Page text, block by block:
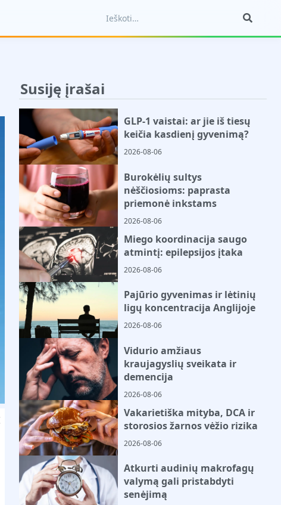
Susiję įrašai
GLP-1 vaistai: ar jie iš tiesų
keičia kasdienį gyvenimą?
2026-08-06
Burokėlių sultys
nėščiosioms: paprasta
priemonė inkstams
2026-08-06
Miego koordinacija saugo
atmintį: epilepsijos įtaka
2026-08-06
Pajūrio gyvenimas ir lėtinių
ligų koncentracija Anglijoje
2026-08-06
Vidurio amžiaus
kraujagyslių sveikata ir
demencija
2026-08-06
Vakarietiška mityba, DCA ir
storosios žarnos vėžio rizika
2026-08-06
Atkurti audinių makrofagų
valymą gali pristabdyti
senėjimą